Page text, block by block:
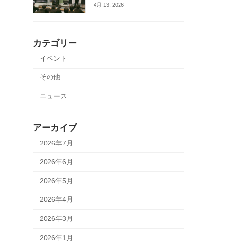
4月 13, 2026
カテゴリー
イベント
その他
ニュース
アーカイブ
2026年7月
2026年6月
2026年5月
2026年4月
2026年3月
2026年1月